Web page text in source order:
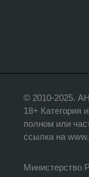
© 2010-2025.
18+ Категория
полном или
ссылка на
Министерство